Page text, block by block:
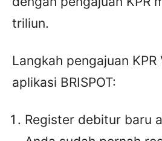
triliun.
Langkah pengajuan
aplikasi BRISPOT:
Register debitur baru